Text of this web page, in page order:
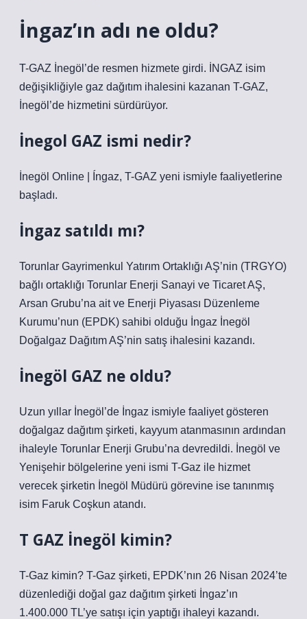
İngaz’ın adı ne oldu?
T-GAZ İnegöl’de resmen hizmete girdi. İNGAZ isim
değişikliğiyle gaz dağıtım ihalesini kazanan T-GAZ,
İnegöl’de hizmetini sürdürüyor.
İnegol GAZ ismi nedir?
İnegöl Online | Íngaz, T-GAZ yeni ismiyle faaliyetlerine
başladı.
İngaz satıldı mı?
Torunlar Gayrimenkul Yatırım Ortaklığı AŞ’nin (TRGYO)
bağlı ortaklığı Torunlar Enerji Sanayi ve Ticaret AŞ,
Arsan Grubu’na ait ve Enerji Piyasası Düzenleme
Kurumu’nun (EPDK) sahibi olduğu İngaz İnegöl
Doğalgaz Dağıtım AŞ’nin satış ihalesini kazandı.
İnegöl GAZ ne oldu?
Uzun yıllar İnegöl’de İngaz ismiyle faaliyet gösteren
doğalgaz dağıtım şirketi, kayyum atanmasının ardından
ihaleyle Torunlar Enerji Grubu’na devredildi. İnegöl ve
Yenişehir bölgelerine yeni ismi T-Gaz ile hizmet
verecek şirketin İnegöl Müdürü görevine ise tanınmış
isim Faruk Coşkun atandı.
T GAZ İnegöl kimin?
T-Gaz kimin? T-Gaz şirketi, EPDK’nın 26 Nisan 2024’te
düzenlediği doğal gaz dağıtım şirketi İngaz’ın
1.400.000 TL’ye satışı için yaptığı ihaleyi kazandı.